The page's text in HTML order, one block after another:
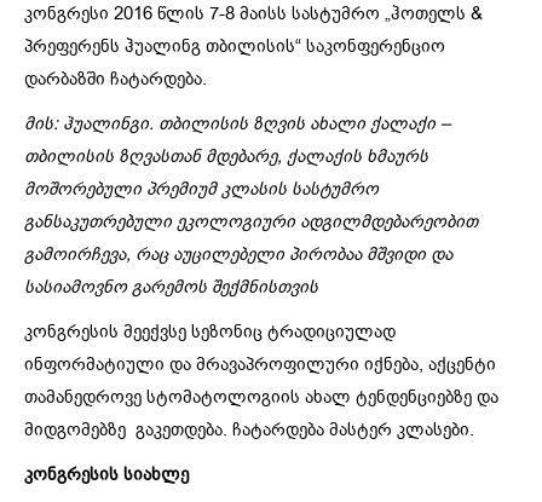
კონგრესი 2016 წლის 7-8 მაისს სასტუმრო „ჰოთელს &
პრეფერენს ჰუალინგ თბილისის“ საკონფერენციო
დარბაზში ჩატარდება.
მის: ჰუალინგი. თბილისის ზღვის ახალი ქალაქი –
თბილისის ზღვასთან მდებარე, ქალაქის ხმაურს
მოშორებული პრემიუმ კლასის სასტუმრო
განსაკუთრებული ეკოლოგიური ადგილმდებარეობით
გამოირჩევა, რაც აუცილებელი პირობაა მშვიდი და
სასიამოვნო გარემოს შექმნისთვის
კონგრესის მეექვსე სეზონიც ტრადიციულად
ინფორმატიული და მრავაპროფილური იქნება, აქცენტი
თამანედროვე სტომატოლოგიის ახალ ტენდენციებზე და
მიდგომებზე გაკეთდება. ჩატარდება მასტერ კლასები.
კონგრესის სიახლე